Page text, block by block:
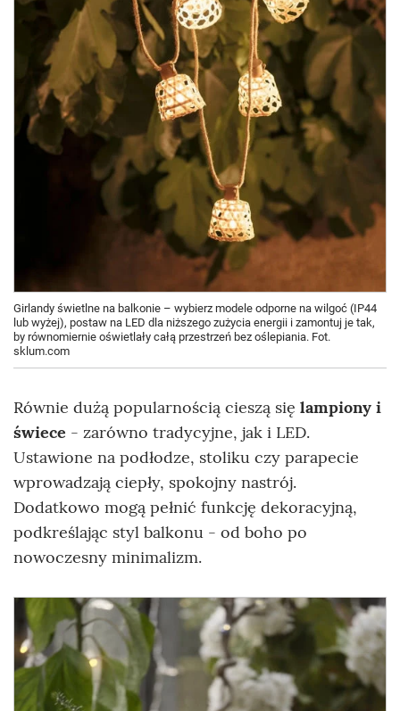
Girlandy świetlne na balkonie – wybierz modele odporne na wilgoć (IP44
lub wyżej), postaw na LED dla niższego zużycia energii i zamontuj je tak,
by równomiernie oświetlały całą przestrzeń bez oślepiania. Fot.
sklum.com
Równie dużą popularnością cieszą się lampiony i
świece - zarówno tradycyjne, jak i LED.
Ustawione na podłodze, stoliku czy parapecie
wprowadzają ciepły, spokojny nastrój.
Dodatkowo mogą pełnić funkcję dekoracyjną,
podkreślając styl balkonu - od boho po
nowoczesny minimalizm.